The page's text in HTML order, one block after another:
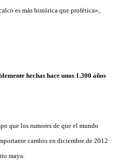
es más histórica que profética»,
hechas hace unos 1.300 años
que los rumores de que el mundo
cambio en diciembre de 2012
maya.